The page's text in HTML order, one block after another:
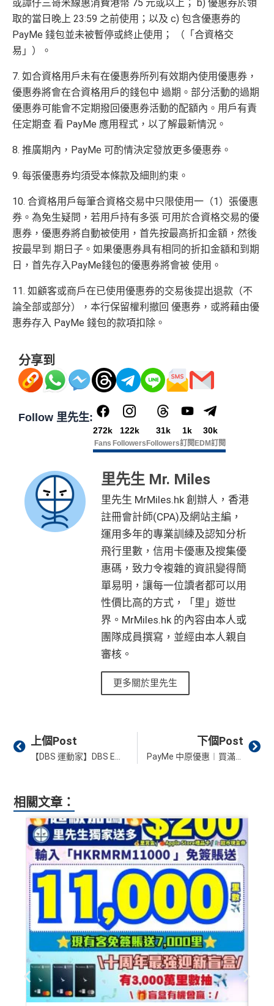
或譚仔三哥米線惠消費港幣 75 元或以上； b) 優惠券於領
取的當日晚上 23:59 之前使用；以及 c) 包含優惠券的
PayMe 錢包並未被暫停或終止使用； （「合資格交
易」）。
7. 如合資格用戶未有在優惠券所列有效期內使用優惠券，
優惠券將會在合資格用戶的錢包中 過期。部分活動的過期
優惠券可能會不定期撥回優惠券活動的配額內。用戶有責
任定期查 看 PayMe 應用程式，以了解最新情況。
8. 推廣期內，PayMe 可酌情決定發放更多優惠券。
9. 每張優惠券均須受本條款及細則約束。
10. 合資格用戶每筆合資格交易中只限使用一（1）張優惠
券。為免生疑問，若用戶持有多張 可用於合資格交易的優
惠券，優惠券將自動被使用，首先按最高折扣金額，然後
按最早到 期日子。如果優惠券具有相同的折扣金額和到期
日，首先存入PayMe錢包的優惠券將會被 使用。
11. 如顧客或商戶在已使用優惠券的交易後提出退款（不
論全部或部分），本行保留權利撤回 優惠券，或將藉由優
惠券存入 PayMe 錢包的款項扣除。
分享到
Follow 里先生:
272k
Fans
122k
Followers
31k
Followers
1k
訂閱
30k
EDM訂閱
里先生 Mr. Miles
里先生 MrMiles.hk 創辦人，香港
註冊會計師(CPA)及網站主編，
運用多年的專業訓練及認知分析
飛行里數，信用卡優惠及搜集優
惠碼，致力令複雜的資訊變得簡
單易明，讓每一位讀者都可以用
性價比高的方式，「里」遊世
界。MrMiles.hk 的內容由本人或
團隊成員撰寫，並經由本人親自
審核。
更多關於里先生
Prev
上個Post 下個Post
PayMe 中原優惠︱買滿HK$2,000即減HK$100！
相關文章：